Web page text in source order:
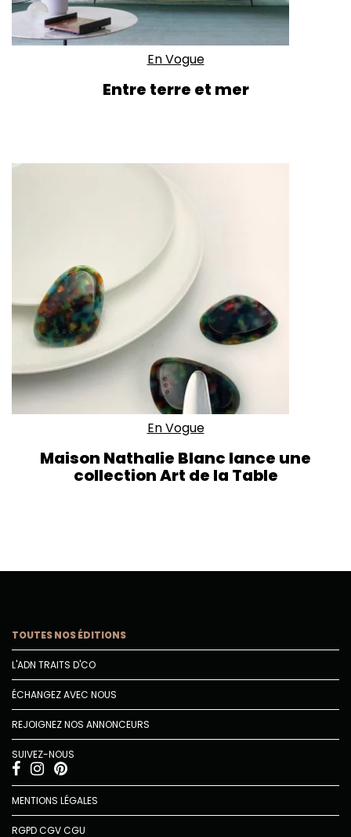
En Vogue
Entre terre et mer
En Vogue
Maison Nathalie Blanc lance une
collection Art de la Table
TOUTES NOS ÉDITIONS
L'ADN TRAITS D'CO
ÉCHANGEZ AVEC NOUS
REJOIGNEZ NOS ANNONCEURS
SUIVEZ-NOUS
MENTIONS LÉGALES
RGPDCGVCGU